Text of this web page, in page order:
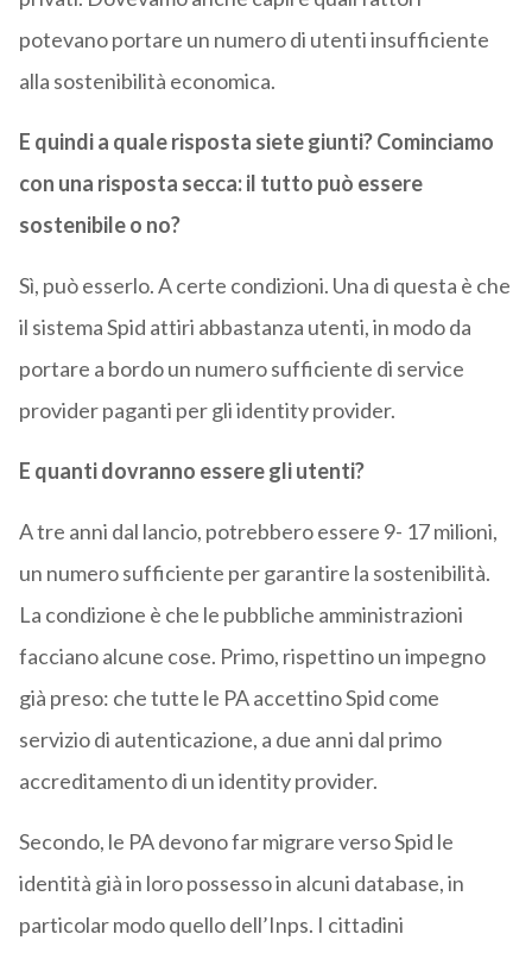
potevano portare un numero di utenti insufficiente
alla sostenibilità economica.
E quindi a quale risposta siete giunti? Cominciamo
con una risposta secca: il tutto può essere
sostenibile o no?
Sì, può esserlo. A certe condizioni. Una di questa è che
il sistema Spid attiri abbastanza utenti, in modo da
portare a bordo un numero sufficiente di service
provider paganti per gli identity provider.
E quanti dovranno essere gli utenti?
A tre anni dal lancio, potrebbero essere 9- 17 milioni,
un numero sufficiente per garantire la sostenibilità.
La condizione è che le pubbliche amministrazioni
facciano alcune cose. Primo, rispettino un impegno
già preso: che tutte le PA accettino Spid come
servizio di autenticazione, a due anni dal primo
accreditamento di un identity provider.
Secondo, le PA devono far migrare verso Spid le
identità già in loro possesso in alcuni database, in
particolar modo quello dell’Inps. I cittadini